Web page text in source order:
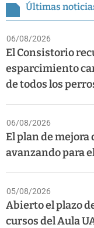
Últimas
06/08/2026
El Consistorio
esparcimiento
de todos los
06/08/2026
El plan de mejora
avanzando para
05/08/2026
Abierto el plazo
cursos del Aula